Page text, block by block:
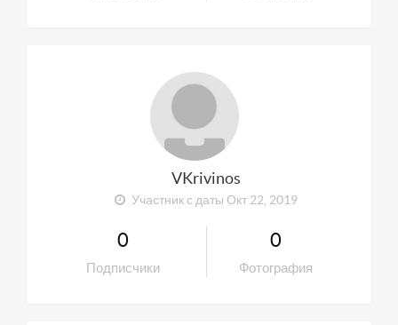
VKrivinos
Участник с даты Окт 22, 2019
0
Подписчики
0
Фотография